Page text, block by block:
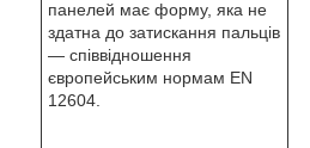
панелей має форму, яка не
здатна до затискання пальців
— співвідношення
європейським нормам EN
12604.